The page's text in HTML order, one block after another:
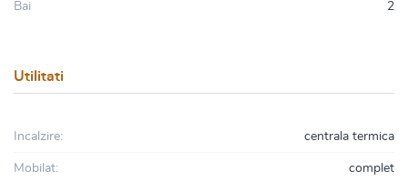
Bai 2
Utilitati
Incalzire: centrala termica
Mobilat: complet